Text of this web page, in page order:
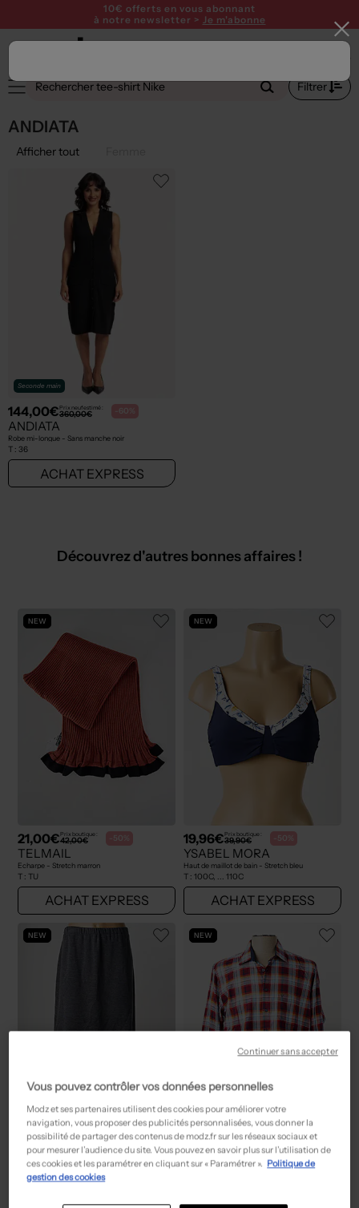
10€ offerts en vous abonnant
à notre newsletter > Je m'abonne
Filtrer
ANDIATA
Afficher tout
Seconde main
144,00€Prix neuf estimé :
360,00€ -60%
ANDIATA
Robe mi-longue - Sans manche noir
T : 36
ACHAT EXPRESS
Découvrez d'autres bonnes affaires !
NEW
21,00€Prix boutique :
42,00€ -50%
TELMAIL
Echarpe - Stretch marron
T : TU
ACHAT EXPRESS
NEW
19,96€Prix boutique :
39,90€ -50%
YSABEL MORA
Haut de maillot de bain - Stretch bleu
T : 100C, ... 110C
ACHAT EXPRESS
NEW
55,50€Prix boutique :
111,00€ -50%
PAUPORTÉ
Jupe mi-longue - Coupe droite gris
NEW
39,00€Prix boutique :
78,00€ -50%
MARVELIS
Vous pouvez contrôler vos données personnelles
Modz et ses partenaires utilisent des cookies pour améliorer votre
navigation, vous proposer des publicités personnalisées, vous donner la
possibilité de partager des contenus de modz.fr sur les réseaux sociaux et
pour mesurer l’audience du site. Vous pouvez en savoir plus sur l’utilisation de
ces cookies et les paramétrer en cliquant sur « Paramétrer ». Politique de
gestion des cookies
Continuer sans accepter